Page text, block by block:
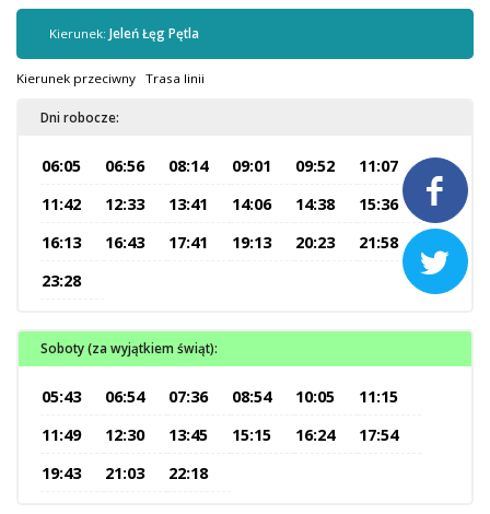


Sprzedaż biletów u kierowców
Jaworznicka Karta Miejska
Open Payment System
Centrum Obsługi Klienta
Kierunek: Jeleń Łęg Pętla
Kierunek przeciwny Trasa linii
Dni robocze:
06:05 06:56 08:14 09:01 09:52
11:07
11:42
12:33 13:41 14:06 14:38
15:36
16:13
16:43 17:41 19:13 20:23
21:58
23:28
Soboty (za wyjątkiem świąt):
05:43 06:54 07:36 08:54 10:05
11:15
11:49
12:30 13:45 15:15 16:24
17:54
19:43
21:03 22:18